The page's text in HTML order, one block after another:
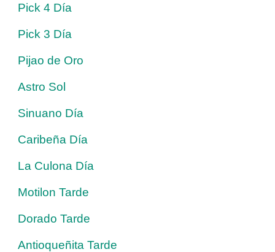
Pick 4 Día
Pick 3 Día
Pijao de Oro
Astro Sol
Sinuano Día
Caribeña Día
La Culona Día
Motilon Tarde
Dorado Tarde
Antioqueñita Tarde